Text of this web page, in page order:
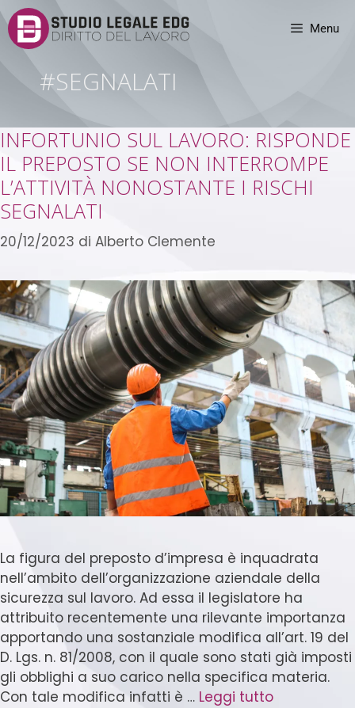
Menu
#SEGNALATI
INFORTUNIO SUL LAVORO: RISPONDE
IL PREPOSTO SE NON INTERROMPE
L’ATTIVITÀ NONOSTANTE I RISCHI
SEGNALATI
20/12/2023 di Alberto Clemente
La figura del preposto d’impresa è inquadrata
nell’ambito dell’organizzazione aziendale della
sicurezza sul lavoro. Ad essa il legislatore ha
attribuito recentemente una rilevante importanza
apportando una sostanziale modifica all’art. 19 del
D. Lgs. n. 81/2008, con il quale sono stati già imposti
gli obblighi a suo carico nella specifica materia.
Con tale modifica infatti è … Leggi tutto